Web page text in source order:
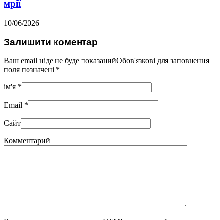
мрії
10/06/2026
Залишити коментар
Ваш email ніде не буде показанийОбов'язкові для заповнення
поля позначені *
ім'я *
Email *
Сайт
Комментарий